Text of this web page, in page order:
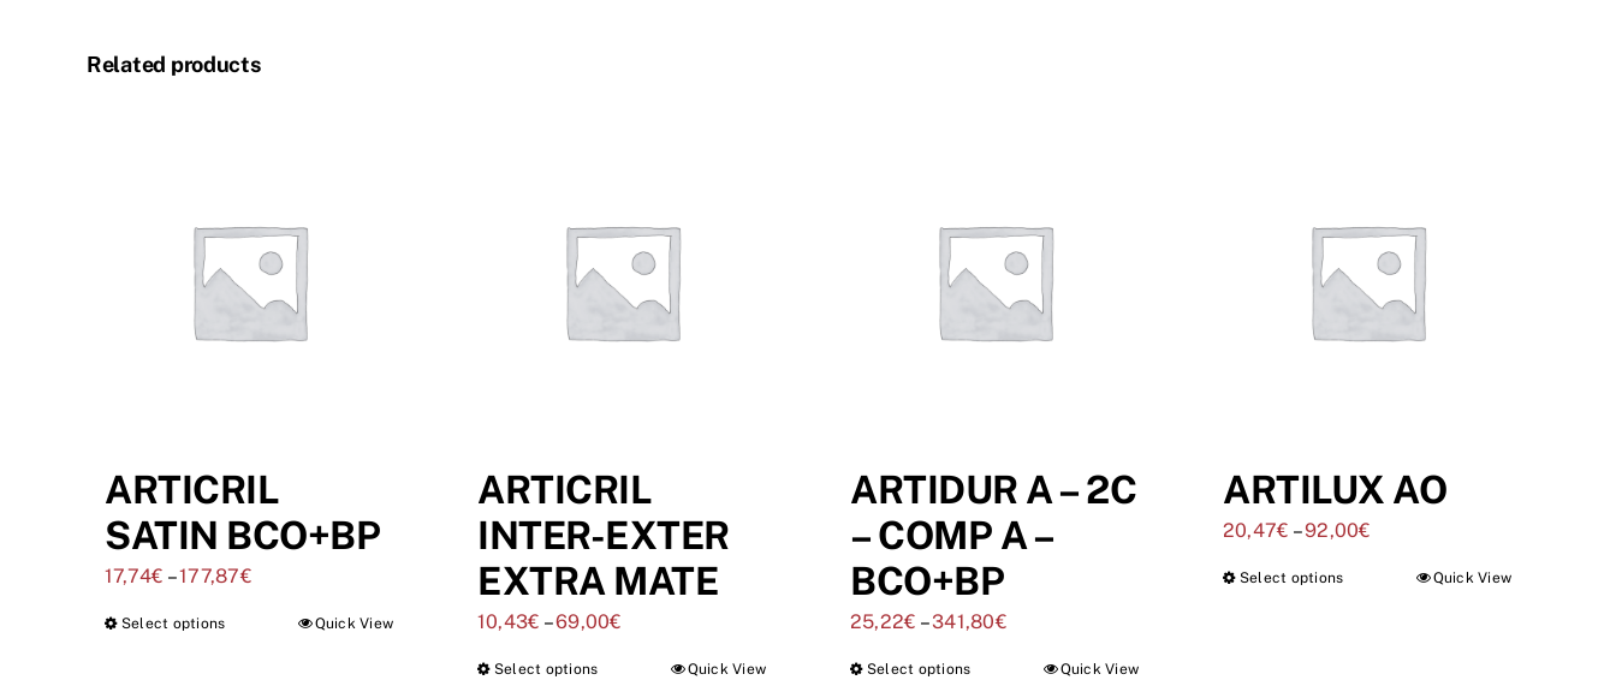
Related products
ARTICRIL
SATIN BCO+BP
17,74€ –177,87€
Select options Quick View
ARTICRIL
INTER-EXTER
EXTRA MATE
10,43€ –69,00€
Select options Quick View
ARTIDUR A – 2C
– COMP A –
BCO+BP
25,22€ –341,80€
Select options Quick View
ARTILUX AO
20,47€ –92,00€
Select options Quick View